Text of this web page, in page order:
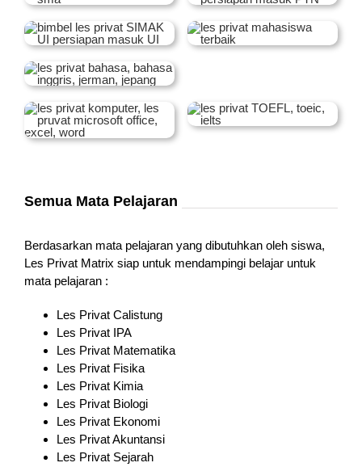
Semua Mata Pelajaran
Berdasarkan mata pelajaran yang dibutuhkan oleh siswa,
Les Privat Matrix siap untuk mendampingi belajar untuk
mata pelajaran :
Les Privat Calistung
Les Privat IPA
Les Privat Matematika
Les Privat Fisika
Les Privat Kimia
Les Privat Biologi
Les Privat Ekonomi
Les Privat Akuntansi
Les Privat Sejarah